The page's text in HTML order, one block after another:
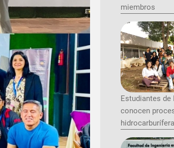
miembros
Estudiantes de
conocen